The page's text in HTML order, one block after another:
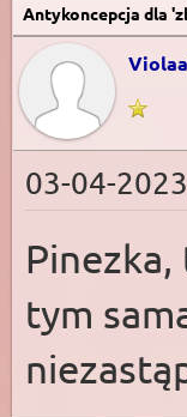
Antykoncepcja dla
03-04-
tym